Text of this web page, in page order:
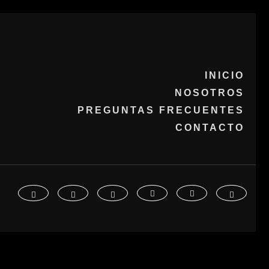
INICIO
NOSOTROS
PREGUNTAS FRECUENTES
CONTACTO